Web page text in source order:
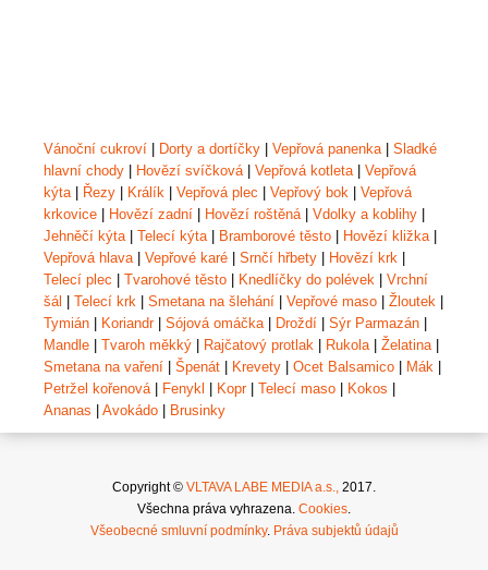
Vánoční cukroví Dorty a dortíčky Vepřová panenka| Sladké
hlavní chody
Hovězí svíčková| Vepřová kotleta| Vepřová
kýta| Řezy Králík Vepřová plec Vepřový bok
Vepřová
krkovice
Hovězí zadní Hovězí roštěná| Vdolky a koblihy
Jehněčí kýta| Telecí kýta| Bramborové těsto Hovězí kližka|
Vepřová hlava| Vepřové karé Srnčí hřbety Hovězí krk
Telecí plec
Tvarohové těsto Knedlíčky do polévek
Vrchní
šál
Telecí krk Smetana na šlehání Vepřové maso Žloutek
Tymián
Koriandr| Sójová omáčka| Droždí Sýr Parmazán
Mandle
Tvaroh měkký Rajčatový protlak Rukola| Želatina|
Smetana na vaření
Špenát Krevety Ocet Balsamico Mák
Petržel kořenová| Fenykl Kopr| Telecí maso Kokos
Ananas
Avokádo Brusinky
Copyright © VLTAVA LABE MEDIA a.s., 2017.
Všechna práva vyhrazena. Cookies.
Všeobecné smluvní podmínky. Práva subjektů údajů